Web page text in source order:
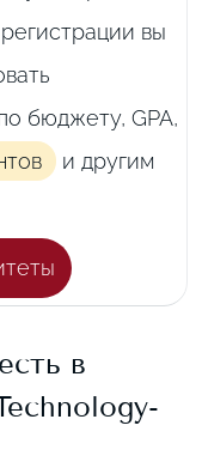
вы
бюджету, GPA,
и другим
в